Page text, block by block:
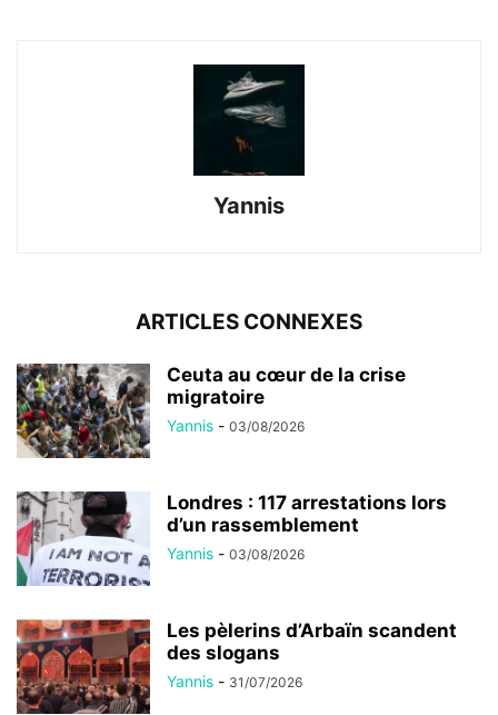
Yannis
ARTICLES CONNEXES
Ceuta au cœur de la crise
migratoire
Yannis - 03/08/2026
Londres : 117 arrestations lors
d’un rassemblement
Yannis - 03/08/2026
Les pèlerins d’Arbaïn scandent
des slogans
Yannis - 31/07/2026